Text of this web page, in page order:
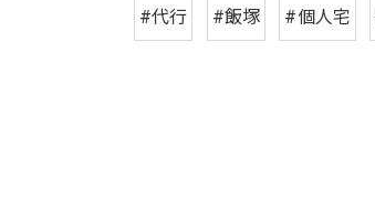
#代行 #飯塚 #個人宅